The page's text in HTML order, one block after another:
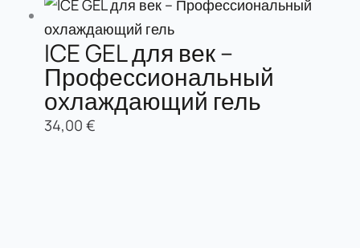
ICE GEL для век –
Профессиональный
охлаждающий гель
34,00 €